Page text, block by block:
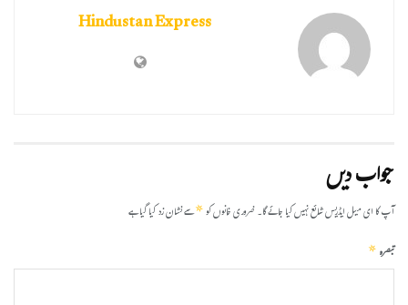
Hindustan Express
جواب دیں
آپ کا ای میل ایڈریس شائع نہیں کیا جائے گا۔ضروری خانوں کو*سے نشان زد کیا گیا ہے
تبصرہ*